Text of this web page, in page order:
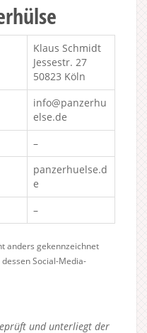
Klaus Schmidt
Jessestr. 27
50823 Köln
info@panzerhu
else.de
–
panzerhuelse.d
e
–
anders gekennzeichnet
Social-Media-
und unterliegt der